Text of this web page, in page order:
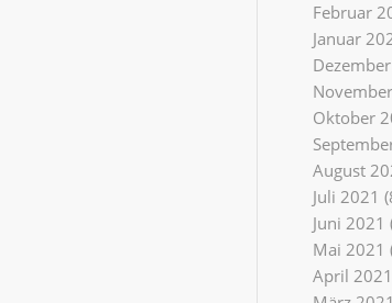
Februar
Januar
Oktober
August
Juli 2021
Juni 2021
Mai 2021
April 2021